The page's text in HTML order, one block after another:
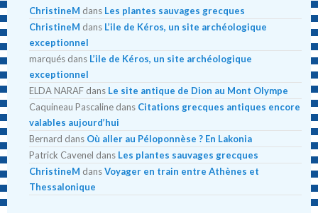
ChristineM dans Les plantes sauvages grecques
ChristineM dans L’ile de Kéros, un site archéologique
exceptionnel
marqués dans L’ile de Kéros, un site archéologique
exceptionnel
ELDA NARAF dans Le site antique de Dion au Mont Olympe
Caquineau Pascaline dans Citations grecques antiques encore
valables aujourd’hui
Bernard dans Où aller au Péloponnèse ? En Lakonia
Patrick Cavenel dans Les plantes sauvages grecques
ChristineM dansVoyager en train entre Athènes et
Thessalonique